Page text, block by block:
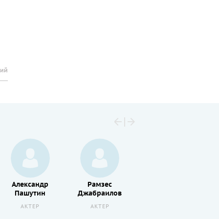
Александр
Пашутин
АКТЕР
Рамзес
Джабраилов
АКТЕР